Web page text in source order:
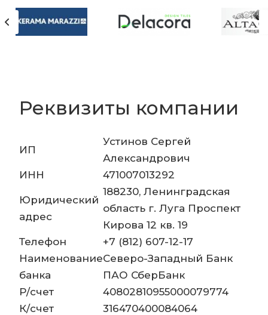
Реквизиты компании
ИП
Устинов Сергей
Александрович
ИНН
471007013292
Юридический
адрес
188230, Ленинградская
область г. Луга Проспект
Кирова 12 кв. 19
Телефон
+7 (812) 607-12-17
Наименование
банка
Северо-Западный Банк
ПАО СберБанк
Р/счет
40802810955000079774
К/счет
316470400084064